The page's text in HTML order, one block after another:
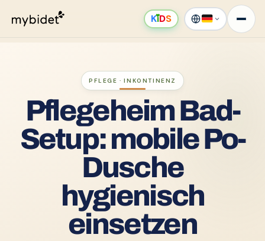
KıDS
PFLEGE · INKONTINENZ
Pflegeheim Bad-
Setup: mobile Po-
Dusche
hygienisch
einsetzen